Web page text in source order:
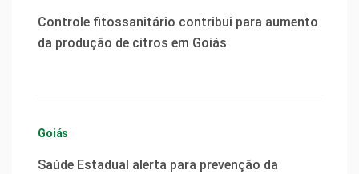
Controle fitossanitário contribui para aumento
da produção de citros em Goiás
Goiás
Saúde Estadual alerta para prevenção da